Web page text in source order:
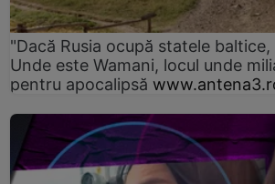
"Dacă Rusia ocupă statele
Unde este Wamani, locul unde
pentru apocalipsă